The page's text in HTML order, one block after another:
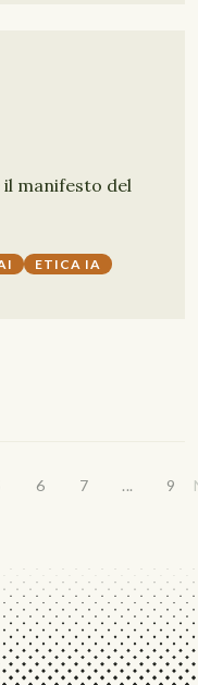
il manifesto del
ETICA IA
6 7 ... 9